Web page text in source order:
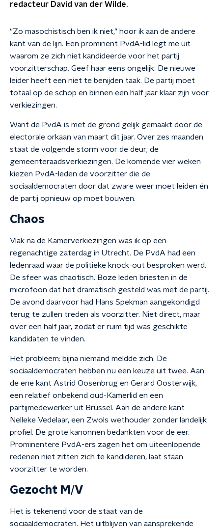
redacteur David van der Wilde.
“Zo masochistisch ben ik niet,” hoor ik aan de andere
kant van de lijn. Een prominent PvdA-lid legt me uit
waarom ze zich niet kandideerde voor het partij
voorzitterschap. Geef haar eens ongelijk. De nieuwe
leider heeft een niet te benijden taak. De partij moet
totaal op de schop en binnen een half jaar klaar zijn voor
verkiezingen.
Want de PvdA is met de grond gelijk gemaakt door de
electorale orkaan van maart dit jaar. Over zes maanden
staat de volgende storm voor de deur; de
gemeenteraadsverkiezingen. De komende vier weken
kiezen PvdA-leden de voorzitter die de
sociaaldemocraten door dat zware weer moet leiden én
de partij opnieuw op moet bouwen.
Chaos
Vlak na de Kamerverkiezingen was ik op een
regenachtige zaterdag in Utrecht. De PvdA had een
ledenraad waar de politieke knock-out besproken werd.
De sfeer was chaotisch. Boze leden briesten in de
microfoon dat het dramatisch gesteld was met de partij.
De avond daarvoor had Hans Spekman aangekondigd
terug te zullen treden als voorzitter. Niet direct, maar
over een half jaar, zodat er ruim tijd was geschikte
kandidaten te vinden.
Het probleem: bijna niemand meldde zich. De
sociaaldemocraten hebben nu een keuze uit twee. Aan
de ene kant Astrid Oosenbrug en Gerard Oosterwijk,
een relatief onbekend oud-Kamerlid en een
partijmedewerker uit Brussel. Aan de andere kant
Nelleke Vedelaar, een Zwols wethouder zonder landelijk
profiel. De grote kanonnen bedankten voor de eer.
Prominentere PvdA-ers zagen het om uiteenlopende
redenen niet zitten zich te kandideren, laat staan
voorzitter te worden.
Gezocht M/V
Het is tekenend voor de staat van de
sociaaldemocraten. Het uitblijven van aansprekende